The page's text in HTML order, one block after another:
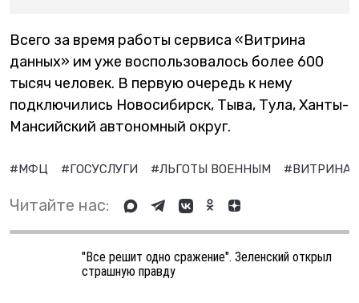
Всего за время работы сервиса «Витрина
данных» им уже воспользовалось более 600
тысяч человек. В первую очередь к нему
подключились Новосибирск, Тыва, Тула, Ханты-
Мансийский автономный округ.
#МФЦ #ГОСУСЛУГИ #ЛЬГОТЫ ВОЕННЫМ #ВИТРИНА
Читайте нас:
"Все решит одно сражение". Зеленский открыл
страшную правду